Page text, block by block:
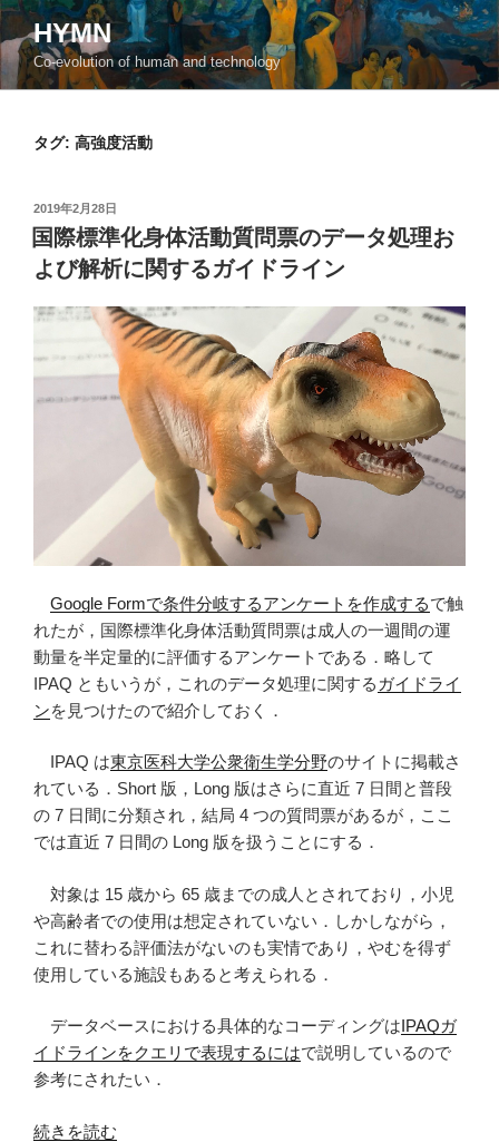
コ
ン
テ
ン
HYMN
Co-evolution of human and technology
タグ: 高強度活動
投
稿
日:
2019年2月28日
国際標準化身体活動質問票のデータ処理お
よび解析に関するガイドライン
Google Formで条件分岐するアンケートを作成するで触
れたが，国際標準化身体活動質問票は成人の一週間の運
動量を半定量的に評価するアンケートである．略して
IPAQ ともいうが，これのデータ処理に関する ガイドライ
ンを見つけたので紹介しておく．
IPAQ は東京医科大学公衆衛生学分野のサイトに掲載さ
れている．Short 版，Long 版はさらに直近 7 日間と普段
の 7 日間に分類され，結局 4 つの質問票があるが，ここ
では直近 7 日間の Long 版を扱うことにする．
対象は 15 歳から 65 歳までの成人とされており，小児
や高齢者での使用は想定されていない．しかしながら，
これに替わる評価法がないのも実情であり，やむを得ず
使用している施設もあると考えられる．
データベースにおける具体的なコーディングはIPAQガ
イドラインをクエリで表現するにはで説明しているので
参考にされたい．
“国
続きを読む